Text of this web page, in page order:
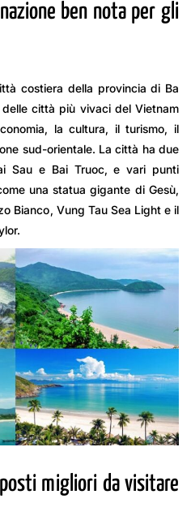
ben nota per gli
costiera della provincia di Ba
delle città più vivaci del Vietnam
la cultura, il turismo, il
sud-orientale. La città ha due
Sau e Bai Truoc, e vari punti
una statua gigante di Gesù,
Bianco, Vung Tau Sea Light e il
migliori da visitare